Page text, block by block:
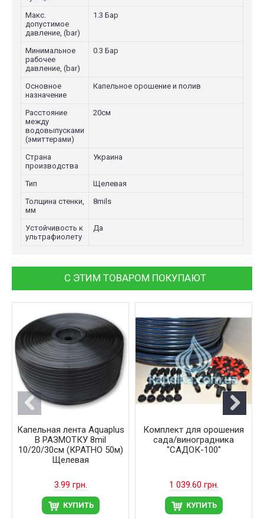
Макс.
допустимое
давление, (bar)
1.3 Бар
Минимальное
рабочее
давление, (bar)
0.3 Бар
Основное
назначение
Капельное орошение и полив
Расстояние
между
водовыпусками
(эмиттерами)
20см
Страна
производства
Украина
Тип
Щелевая
Толщина стенки,
мм
8mils
Устойчивость к
ультрафиолету
Да
С ЭТИМ ТОВАРОМ ПОКУПАЮТ
Капельная лента Aquaplus
В РАЗМОТКУ 8mil
10/20/30см (КРАТНО 50м)
Щелевая
3.99 грн.
КУПИТЬ
Комплект для орошения
сада/виноградника
"САДОК-100"
1 039.60 грн.
КУПИТЬ